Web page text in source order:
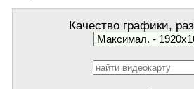
Качество графики,